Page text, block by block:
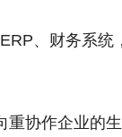
、财务系统
协作企业的